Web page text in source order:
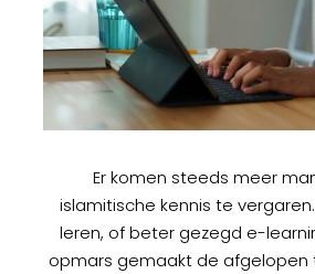
Er komen steeds meer
islamitische kennis te
leren, of beter gezegd e-
opmars gemaakt de afgelopen